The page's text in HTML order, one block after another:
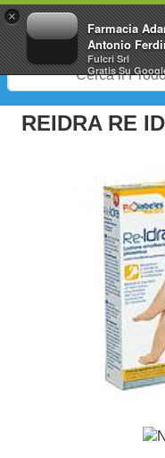
×
Farmacia
Antonio
Fulcri Srl
GratisSu
REIDRA RE